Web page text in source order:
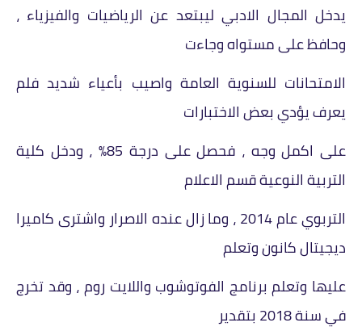
يدخل المجال الادبي ليبتعد عن الرياضيات والفيزياء ،
وحافظ على مستواه وجاءت
الامتحانات للسنوية العامة واصيب بأعياء شديد فلم
يعرف يؤدي بعض الاختبارات
على اكمل وجه ، فحصل على درجة 85% ، ودخل كلية
التربية النوعية قسم الاعلام
التربوي عام 2014 ، وما زال عنده الاصرار واشترى كاميرا
ديجيتال كانون وتعلم
عليها وتعلم برنامج الفوتوشوب واللايت روم ، وقد تخرج
في سنة 2018 بتقدير